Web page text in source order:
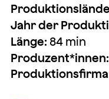
Jahr der
Länge: 84 min
Produzent*innen: